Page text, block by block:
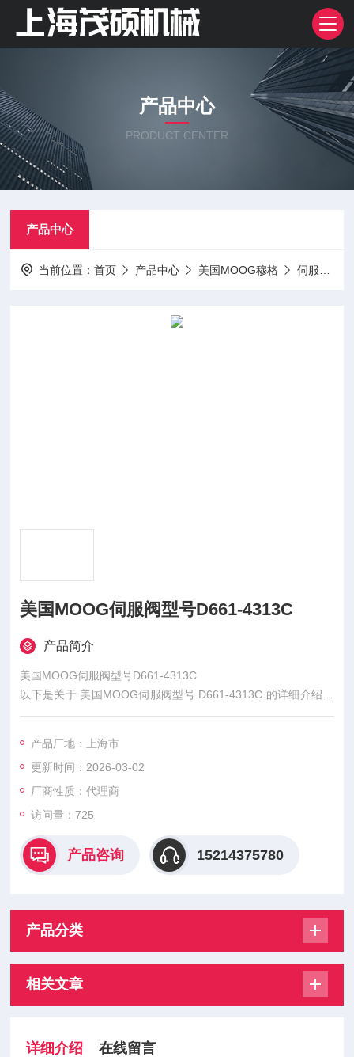
产品中心
PRODUCT CENTER
产品中心
当前位置：首页 产品中心 美国MOOG穆格 伺服阀
美国MOOG伺服阀型号D661-4313C
产品简介
美国MOOG伺服阀型号D661-4313C
以下是关于 美国MOOG伺服阀型号 D661-4313C 的详细介绍，
包括技术参数、典型应用、故障排查及替代型号等关键信息：
产品厂地：上海市
更新时间：2026-03-02
厂商性质：代理商
访问量：725
产品咨询 15214375780
产品分类
相关文章
详细介绍 在线留言